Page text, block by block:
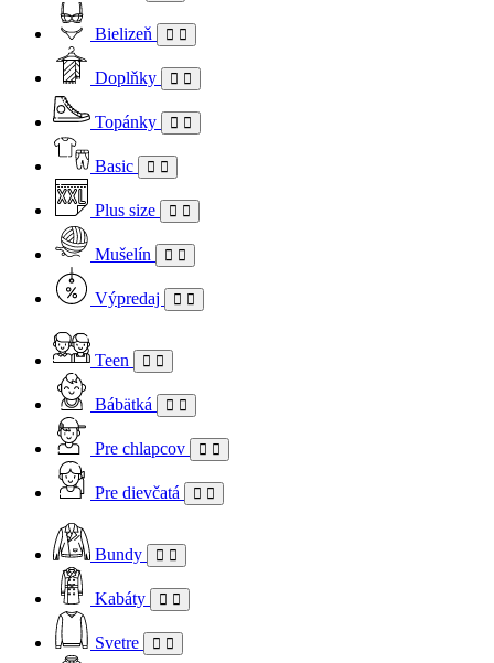
Bielizeň
Doplňky
Topánky
Basic
Plus size
Mušelín
Výpredaj
Teen
Bábätká
Pre chlapcov
Pre dievčatá
Bundy
Kabáty
Svetre